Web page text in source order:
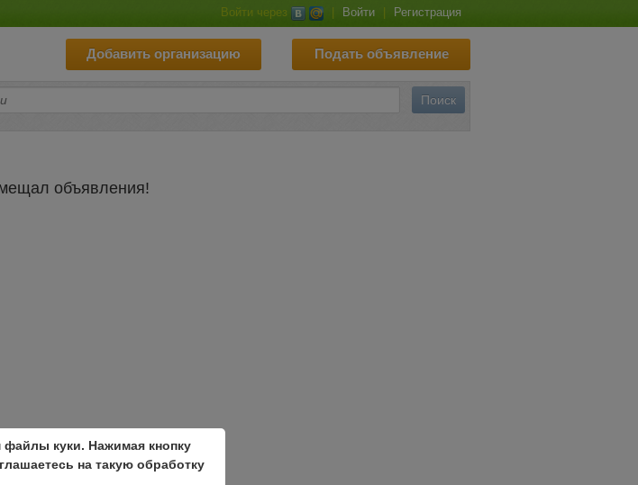
Войти через Войти Регистрация
Подать объявление
Добавить организацию
объявления!
куки. Нажимая кнопку
на такую обработку